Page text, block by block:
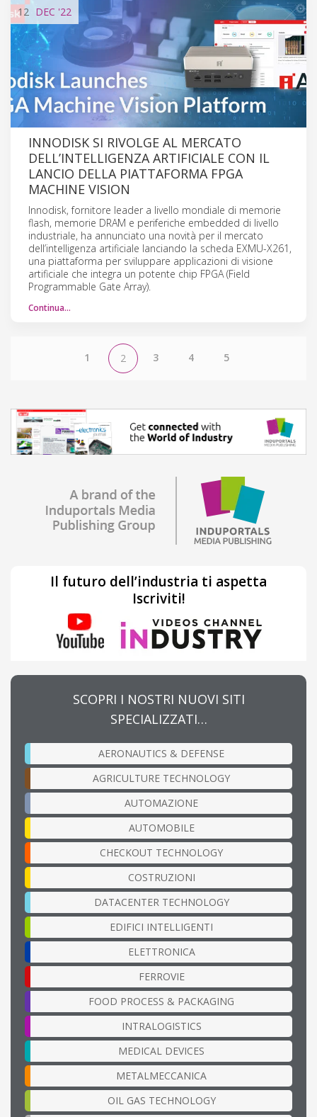
12 DEC '22
INNODISK SI RIVOLGE AL MERCATO
DELL’INTELLIGENZA ARTIFICIALE CON IL
LANCIO DELLA PIATTAFORMA FPGA
MACHINE VISION
Innodisk, fornitore leader a livello mondiale di memorie
flash, memorie DRAM e periferiche embedded di livello
industriale, ha annunciato una novità per il mercato
dell’intelligenza artificiale lanciando la scheda EXMU-X261,
una piattaforma per sviluppare applicazioni di visione
artificiale che integra un potente chip FPGA (Field
Programmable Gate Array).
Continua…
1 2 3 4 5
Il futuro dell’industria ti aspetta
Iscriviti!
SCOPRI I NOSTRI NUOVI SITI
SPECIALIZZATI…
AERONAUTICS & DEFENSE
AGRICULTURE TECHNOLOGY
AUTOMAZIONE
AUTOMOBILE
CHECKOUT TECHNOLOGY
COSTRUZIONI
DATACENTER TECHNOLOGY
EDIFICI INTELLIGENTI
ELETTRONICA
FERROVIE
FOOD PROCESS & PACKAGING
INTRALOGISTICS
MEDICAL DEVICES
METALMECCANICA
OIL GAS TECHNOLOGY